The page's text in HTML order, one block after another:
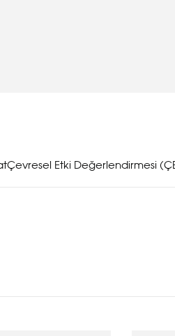
Etki Değerlendirmesi